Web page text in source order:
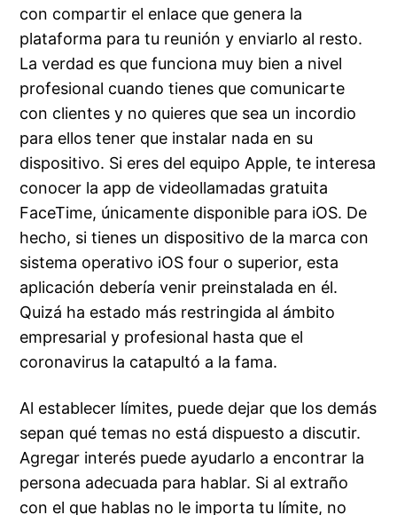
con compartir el enlace que genera la
plataforma para tu reunión y enviarlo al resto.
La verdad es que funciona muy bien a nivel
profesional cuando tienes que comunicarte
con clientes y no quieres que sea un incordio
para ellos tener que instalar nada en su
dispositivo. Si eres del equipo Apple, te interesa
conocer la app de videollamadas gratuita
FaceTime, únicamente disponible para iOS. De
hecho, si tienes un dispositivo de la marca con
sistema operativo iOS four o superior, esta
aplicación debería venir preinstalada en él.
Quizá ha estado más restringida al ámbito
empresarial y profesional hasta que el
coronavirus la catapultó a la fama.
Al establecer límites, puede dejar que los demás
sepan qué temas no está dispuesto a discutir.
Agregar interés puede ayudarlo a encontrar la
persona adecuada para hablar. Si al extraño
con el que hablas no le importa tu límite, no